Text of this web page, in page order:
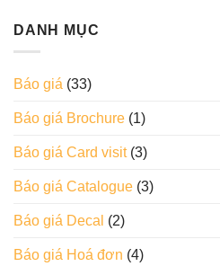
DANH MỤC
Báo giá (33)
Báo giá Brochure (1)
Báo giá Card visit(3)
Báo giá Catalogue (3)
Báo giá Decal (2)
Báo giá Hoá đơn (4)